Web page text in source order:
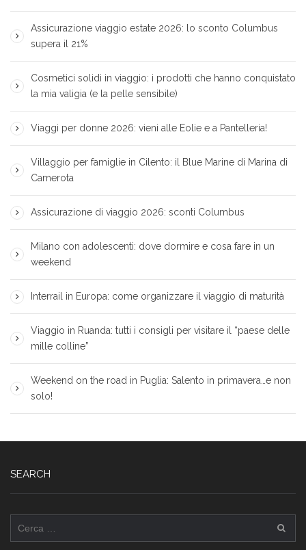
Assicurazione viaggio estate 2026: lo sconto Columbus
supera il 21%
Cosmetici solidi in viaggio: i prodotti che hanno conquistato
la mia valigia (e la pelle sensibile)
Viaggi per donne 2026: vieni alle Eolie e a Pantelleria!
Villaggio per famiglie in Cilento: il Blue Marine di Marina di
Camerota
Assicurazione di viaggio 2026: sconti Columbus
Milano con adolescenti: dove dormire e cosa fare in un
weekend
Interrail in Europa: come organizzare il viaggio di maturità
Viaggio in Ruanda: tutti i consigli per visitare il “paese delle
mille colline”
Weekend on the road in Puglia: Salento in primavera…e non
solo!
SEARCH
per: